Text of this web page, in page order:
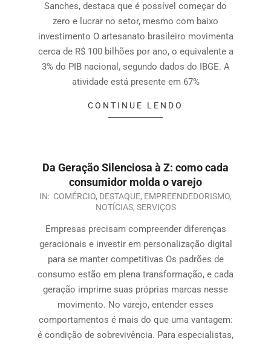
Sanches, destaca que é possível começar do
zero e lucrar no setor, mesmo com baixo
investimento O artesanato brasileiro movimenta
cerca de R$ 100 bilhões por ano, o equivalente a
3% do PIB nacional, segundo dados do IBGE. A
atividade está presente em 67%
CONTINUE LENDO
Da Geração Silenciosa à Z: como cada
consumidor molda o varejo
IN: COMÉRCIO, DESTAQUE, EMPREENDEDORISMO,
NOTÍCIAS, SERVIÇOS
Empresas precisam compreender diferenças
geracionais e investir em personalização digital
para se manter competitivas Os padrões de
consumo estão em plena transformação, e cada
geração imprime suas próprias marcas nesse
movimento. No varejo, entender esses
comportamentos é mais do que uma vantagem:
é condição de sobrevivência. Para especialistas,